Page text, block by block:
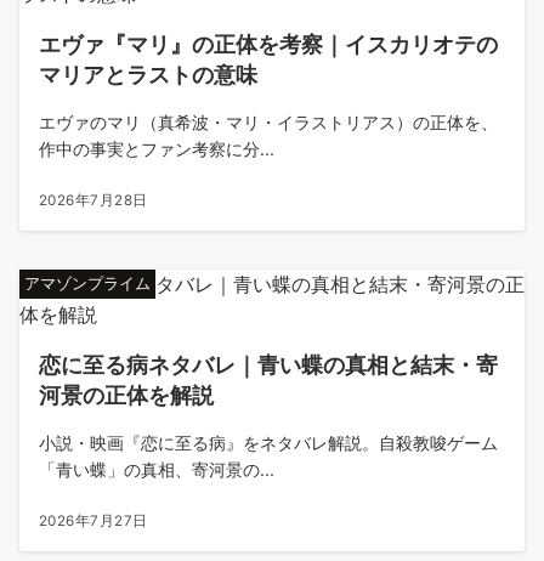
エヴァ『マリ』の正体を考察｜イスカリオテの
マリアとラストの意味
エヴァのマリ（真希波・マリ・イラストリアス）の正体を、
作中の事実とファン考察に分...
2026年7月28日
アマゾンプライム
恋に至る病ネタバレ｜青い蝶の真相と結末・寄
河景の正体を解説
小説・映画『恋に至る病』をネタバレ解説。自殺教唆ゲーム
「青い蝶」の真相、寄河景の...
2026年7月27日